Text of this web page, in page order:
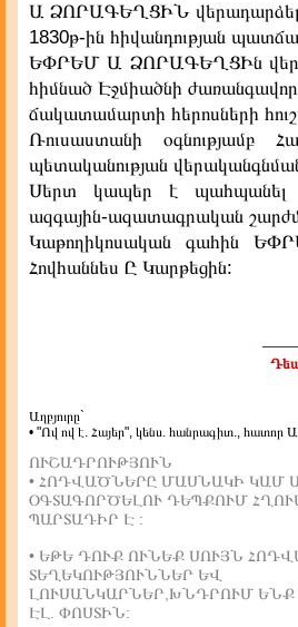
Ա ՁՈՐԱԳԵՂՑԻՆ վերադարձել
1830թ-ին հիվանդության
ԵՓՐԵՄ Ա ՁՈՐԱԳԵՂՑԻն
հիմնած Էջմիածնի
ճակատամարտի հերոսների
Ռուսաստանի օգնությամբ
պետականության
Սերտ կապեր է պահպանել
ազգային-ազատագրական
Կաթողիկոսական գահին
Հովհաննես Ը Կարթեցին:
Աղբյուրը`
• "Ով ով է. Հայեր", կենս. հանրագիտ., հատոր
ՈՒՇԱԴՐՈՒԹՅՈՒՆ
• ՀՈԴՎԱԾՆԵՐԸ ՄԱՍՆԱԿԻ ԿԱՄ
ՕԳՏԱԳՈՐԾԵԼՈՒ ԴԵՊՔՈՒՄ
ՊԱՐՏԱԴԻՐ Է :
• ԵԹԵ ԴՈՒՔ ՈՒՆԵՔ ՍՈՒՅՆ
ՏԵՂԵԿՈՒԹՅՈՒՆՆԵՐ ԵՎ
ԼՈՒՍԱՆԿԱՐՆԵՐ,ԽՆԴՐՈՒՄ
ԷԼ. ՓՈՍՏԻՆ: